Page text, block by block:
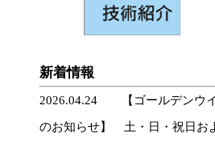
新着情報
2026.04.24 【ゴールデンウ
のお知らせ】 土・日・祝日お